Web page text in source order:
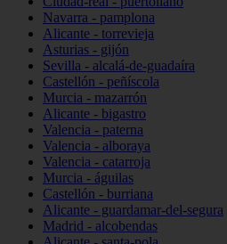
Navarra - pamplona
Alicante - torrevieja
Asturias - gijón
Sevilla - alcalá-de-guadaíra
Castellón - peñíscola
Murcia - mazarrón
Alicante - bigastro
Valencia - paterna
Valencia - alboraya
Valencia - catarroja
Murcia - águilas
Castellón - burriana
Alicante - guardamar-del-segura
Madrid - alcobendas